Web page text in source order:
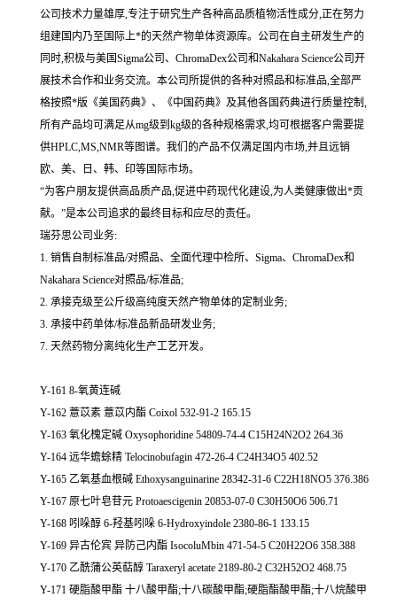
公司技术力量雄厚,专注于研究生产各种高品质植物活性成分,正在努力
组建国内乃至国际上*的天然产物单体资源库。公司在自主研发生产的
同时,积极与美国Sigma公司、ChromaDex公司和Nakahara Science公司开
展技术合作和业务交流。本公司所提供的各种对照品和标准品,全部严
格按照*版《美国药典》、《中国药典》及其他各国药典进行质量控制,
所有产品均可满足从mg级到kg级的各种规格需求,均可根据客户需要提
供HPLC,MS,NMR等图谱。我们的产品不仅满足国内市场,并且远销
欧、美、日、韩、印等国际市场。
“为客户朋友提供高品质产品,促进中药现代化建设,为人类健康做出*贡
献。”是本公司追求的最终目标和应尽的责任。
瑞芬思公司业务:
1. 销售自制标准品/对照品、全面代理中检所、Sigma、ChromaDex和
Nakahara Science对照品/标准品;
2. 承接克级至公斤级高纯度天然产物单体的定制业务;
3. 承接中药单体/标准品新品研发业务;
7. 天然药物分离纯化生产工艺开发。
Y-161 8-氧黄连碱
Y-162 薏苡素 薏苡内酯 Coixol 532-91-2 165.15
Y-163 氧化槐定碱 Oxysophoridine 54809-74-4 C15H24N2O2 264.36
Y-164 远华蟾蜍精 Telocinobufagin 472-26-4 C24H34O5 402.52
Y-165 乙氧基血根碱 Ethoxysanguinarine 28342-31-6 C22H18NO5 376.386
Y-167 原七叶皂苷元 Protoaescigenin 20853-07-0 C30H50O6 506.71
Y-168 吲哚醇 6-羟基吲哚 6-Hydroxyindole 2380-86-1 133.15
Y-169 异古伦宾 异防己内酯 IsocoluMbin 471-54-5 C20H22O6 358.388
Y-170 乙酰蒲公英萜醇 Taraxeryl acetate 2189-80-2 C32H52O2 468.75
Y-171 硬脂酸甲酯 十八酸甲酯;十八碳酸甲酯;硬脂酯酸甲酯;十八烷酸甲